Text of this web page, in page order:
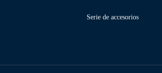
Serie de accesorios